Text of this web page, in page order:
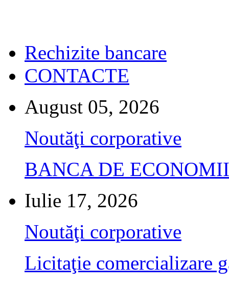
Rechizite bancare
CONTACTE
August 05, 2026
Noutăţi corporative
BANCA DE
Iulie 17, 2026
Noutăţi corporative
Licitaţie comercializare